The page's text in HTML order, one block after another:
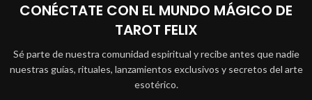
CONÉCTATE CON EL MUNDO MÁGICO DE
TAROT FELIX
Sé parte de nuestra comunidad espiritual y recibe antes que nadie
nuestras guías, rituales, lanzamientos exclusivos y secretos del arte
esotérico.